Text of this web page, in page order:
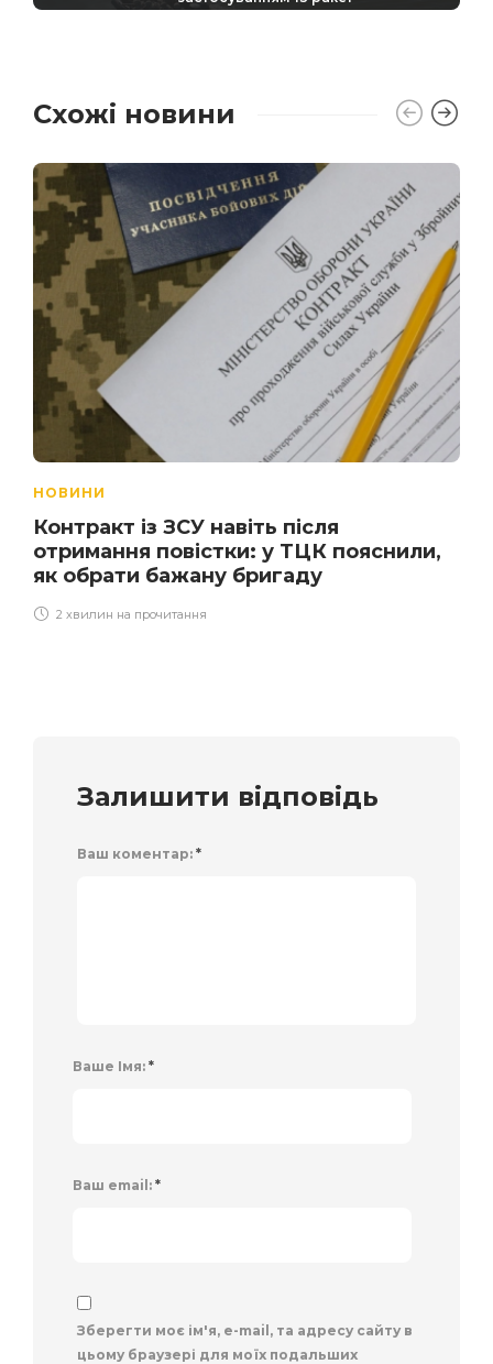
Схожі новини
НОВИНИ
Контракт із ЗСУ навіть після
отримання повістки: у ТЦК пояснили,
як обрати бажану бригаду
2 хвилин на прочитання
Залишити відповідь
Ваш коментар: *
Ваше Імя: *
Ваш email: *
Зберегти моє ім'я, e-mail, та адресу сайту в
цьому браузері для моїх подальших